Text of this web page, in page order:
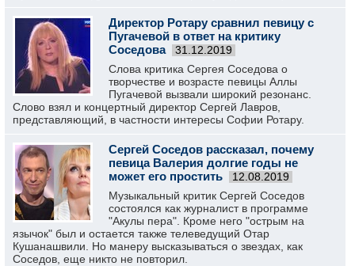
Директор Ротару сравнил певицу с
Пугачевой в ответ на критику
Соседова
31.12.2019
Слова критика Сергея Соседова о
творчестве и возрасте певицы Аллы
Пугачевой вызвали широкий резонанс.
Слово взял и концертный директор Сергей Лавров,
представляющий, в частности интересы Софии Ротару.
Сергей Соседов рассказал, почему
певица Валерия долгие годы не
может его простить
12.08.2019
Музыкальный критик Сергей Соседов
состоялся как журналист в программе
"Акулы пера". Кроме него "острым на
язычок" был и остается также телеведущий Отар
Кушанашвили. Но манеру высказываться о звездах, как
Соседов, еще никто не повторил.